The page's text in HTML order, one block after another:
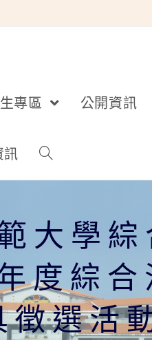
專區 公開資訊
訊
大學
度綜合
徵選活